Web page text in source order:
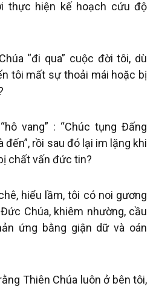
thực hiện kế hoạch cứu độ
“đi qua” cuộc đời tôi, dù
tôi mất sự thoải mái hoặc bị
vang” : “Chúc tụng Đấng
đến”, rồi sau đó lại im lặng khi
chất vấn đức tin?
hiểu lầm, tôi có noi gương
Chúa, khiêm nhường, cầu
ứng bằng giận dữ và oán
Thiên Chúa luôn ở bên tôi,